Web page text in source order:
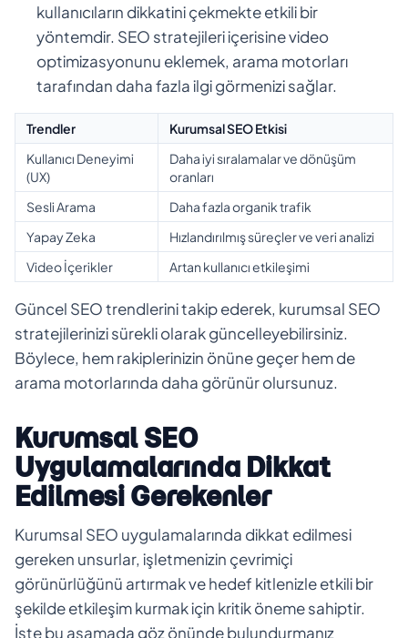
kullanıcıların dikkatini çekmekte etkili bir
yöntemdir. SEO stratejileri içerisine video
optimizasyonunu eklemek, arama motorları
tarafından daha fazla ilgi görmenizi sağlar.
Trendler
Kurumsal SEO Etkisi
Kullanıcı Deneyimi
(UX)
Daha iyi sıralamalar ve dönüşüm
oranları
Sesli Arama
Daha fazla organik trafik
Yapay Zeka
Hızlandırılmış süreçler ve veri analizi
Video İçerikler
Artan kullanıcı etkileşimi
Güncel SEO trendlerini takip ederek, kurumsal SEO
stratejilerinizi sürekli olarak güncelleyebilirsiniz.
Böylece, hem rakiplerinizin önüne geçer hem de
arama motorlarında daha görünür olursunuz.
Kurumsal SEO
Uygulamalarında Dikkat
Edilmesi Gerekenler
Kurumsal SEO uygulamalarında dikkat edilmesi
gereken unsurlar, işletmenizin çevrimiçi
görünürlüğünü artırmak ve hedef kitlenizle etkili bir
şekilde etkileşim kurmak için kritik öneme sahiptir.
İşte bu aşamada göz önünde bulundurmanız